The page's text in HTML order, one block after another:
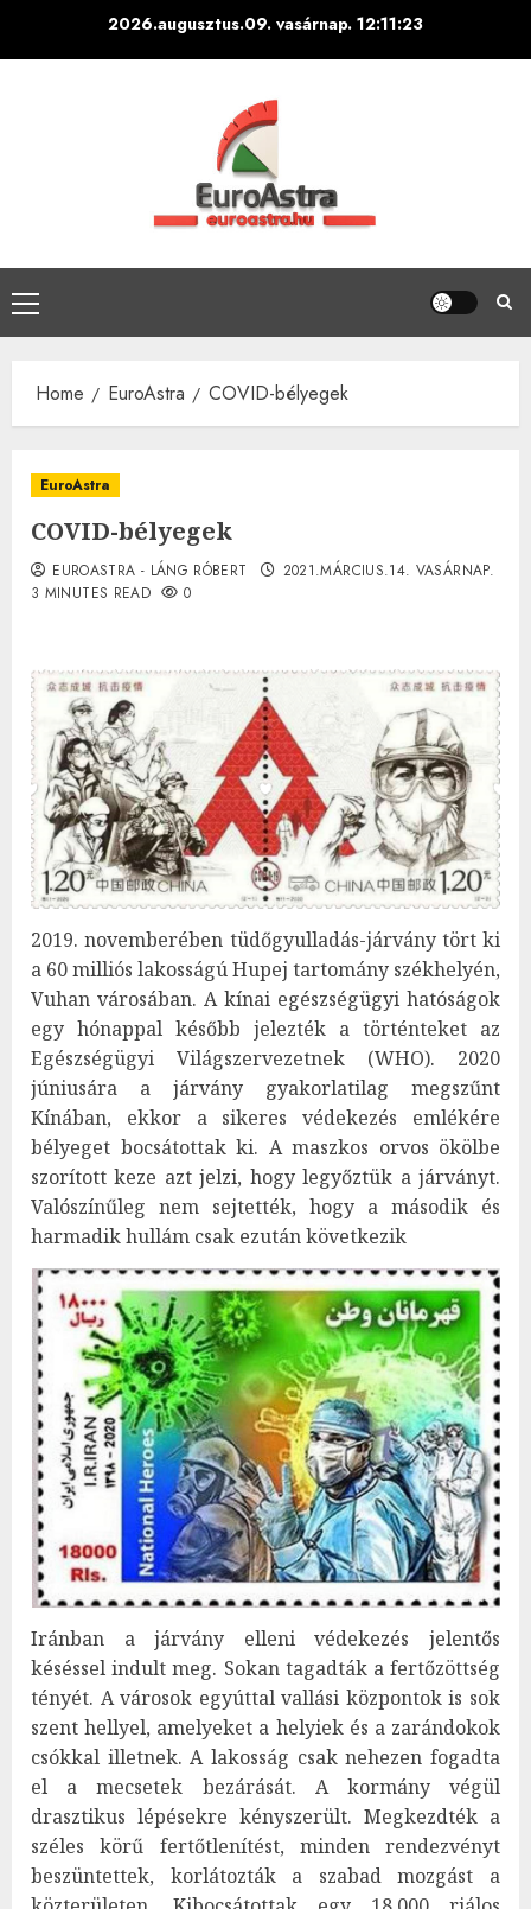
2026.augusztus.09. vasárnap. 12:11:24
Primary
Menu
Home EuroAstra COVID-bélyegek
EuroAstra
COVID-bélyegek
EUROASTRA - LÁNG RÓBERT
2021.MÁRCIUS.14. VASÁRNAP.
3 MINUTES READ
0
2019. novemberében tüdőgyulladás-járvány tört ki
a 60 milliós lakosságú Hupej tartomány székhelyén,
Vuhan városában. A kínai egészségügyi hatóságok
egy hónappal később jelezték a történteket az
Egészségügyi Világszervezetnek (WHO). 2020
júniusára a járvány gyakorlatilag megszűnt
Kínában, ekkor a sikeres védekezés emlékére
bélyeget bocsátottak ki. A maszkos orvos ökölbe
szorított keze azt jelzi, hogy legyőztük a járványt.
Valószínűleg nem sejtették, hogy a második és
harmadik hullám csak ezután következik
Iránban a járvány elleni védekezés jelentős
késéssel indult meg. Sokan tagadták a fertőzöttség
tényét. A városok egyúttal vallási központok is sok
szent hellyel, amelyeket a helyiek és a zarándokok
csókkal illetnek. A lakosság csak nehezen fogadta
el a mecsetek bezárását. A kormány végül
drasztikus lépésekre kényszerült. Megkezdték a
széles körű fertőtlenítést, minden rendezvényt
beszüntettek, korlátozták a szabad mozgást a